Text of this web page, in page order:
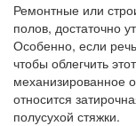
Ремонтные или
полов, достаточно
Особенно, если
чтобы облегчить
механизированное
относится
полусухой стяжки.